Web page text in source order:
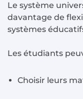
Le système
davantage de
systèmes
Les étudiants
Choisir leurs